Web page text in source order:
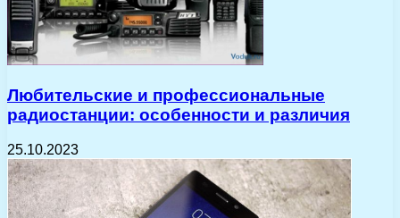
Любительские и профессиональные
радиостанции: особенности и различия
25.10.2023